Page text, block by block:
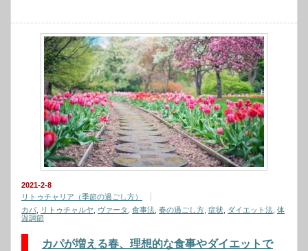
2021-2-8
リトゥチャリア（季節の過ごし方）
カパ
リトゥチャルヤ ヴァータ 食事法 春の過ごし方 症状 ダイエット法 体
温調節
カパが増える春、理想的な食事やダイエットで